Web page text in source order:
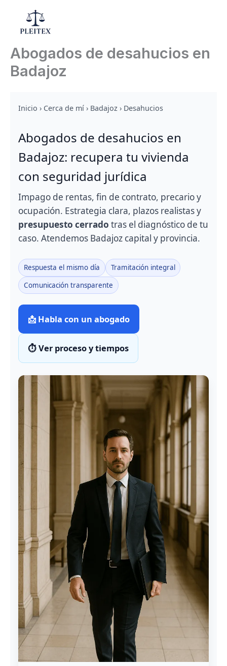
contenido
Abogados de desahucios en
Badajoz
Inicio › Cerca de mí › Badajoz › Desahucios
Abogados de desahucios en
Badajoz: recupera tu vivienda
con seguridad jurídica
Impago de rentas, fin de contrato, precario y
ocupación. Estrategia clara, plazos realistas y
presupuesto cerrado tras el diagnóstico de tu
caso. Atendemos Badajoz capital y provincia.
Respuesta el mismo día
Tramitación integral
Comunicación transparente
📩 Habla con un abogado
⏱️ Ver proceso y tiempos